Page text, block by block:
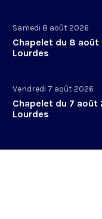
Samedi 8 août 2026
Chapelet du 8 août
Lourdes
Vendredi 7 août 2026
Chapelet du 7 août
Lourdes